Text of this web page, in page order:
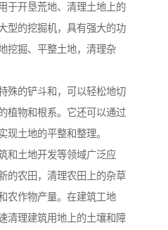
于开垦荒地、清理土地上的
型的挖掘机，具有强大的功
挖掘、平整土地，清理杂
殊的铲斗和，可以轻松地切
植物和根系。它还可以通过
现土地的平整和整理。
和土地开发等领域广泛应
的农田，清理农田上的杂草
农作物产量。在建筑工地
清理建筑用地上的土壤和障